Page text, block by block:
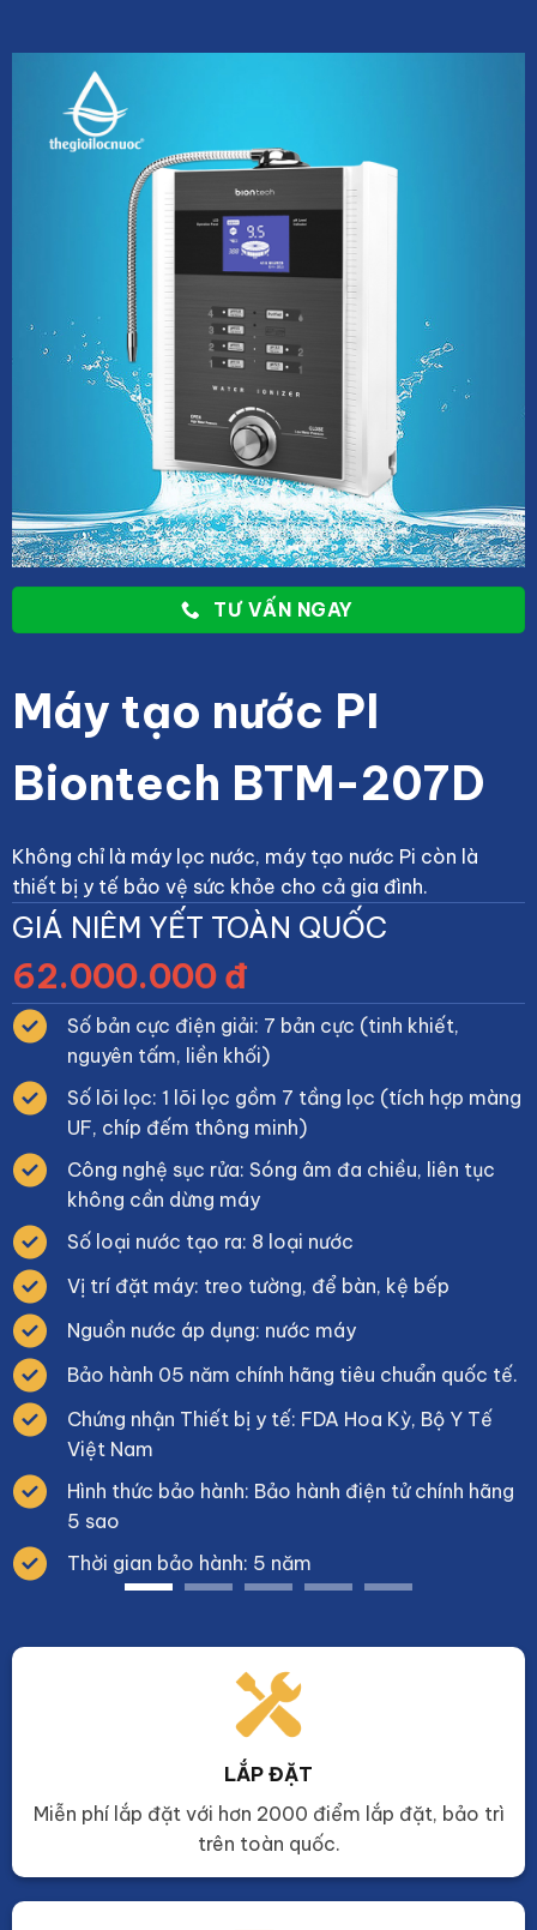
TƯ VẤN NGAY
Máy tạo nước PI
Biontech BTM-207D
Không chỉ là máy lọc nước, máy tạo nước Pi còn là
thiết bị y tế bảo vệ sức khỏe cho cả gia đình.
GIÁ NIÊM YẾT TOÀN QUỐC
62.000.000 đ
Số bản cực điện giải: 7 bản cực (tinh khiết,
nguyên tấm, liền khối)
Số lõi lọc: 1 lõi lọc gồm 7 tầng lọc (tích hợp màng
UF, chíp đếm thông minh)
Công nghệ sục rửa: Sóng âm đa chiều, liên tục
không cần dừng máy
Số loại nước tạo ra: 8 loại nước
Vị trí đặt máy: treo tường, để bàn, kệ bếp
Nguồn nước áp dụng: nước máy
Bảo hành 05 năm chính hãng tiêu chuẩn quốc tế.
Chứng nhận Thiết bị y tế: FDA Hoa Kỳ, Bộ Y Tế
Việt Nam
Hình thức bảo hành: Bảo hành điện tử chính hãng
5 sao
Thời gian bảo hành: 5 năm
LẮP ĐẶT
Miễn phí lắp đặt với hơn 2000 điểm lắp đặt, bảo trì
trên toàn quốc.